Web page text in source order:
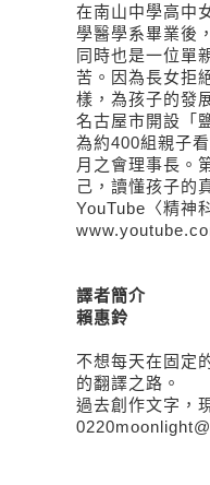
在南山中學高中
學醫學系畢業後
同時也是一位單
苦。因為長女拒
樣，為孩子的發
名古屋市開設「
為約400組親子
月之會理事長。
己，讀懂孩子的
YouTube〈精神
譯者簡介
賴惠鈴
不想每天在固定
的翻譯之路。
過去創作文字，